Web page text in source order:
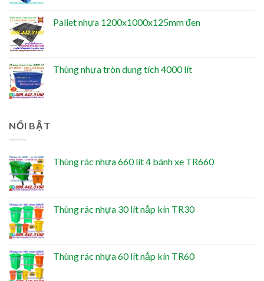
Pallet nhựa 1200x1000x125mm đen
Thùng nhựa tròn dung tích 4000 lít
NỔI BẬT
Thùng rác nhựa 660 lít 4 bánh xe TR660
Thùng rác nhựa 30 lít nắp kín TR30
Thùng rác nhựa 60 lít nắp kín TR60